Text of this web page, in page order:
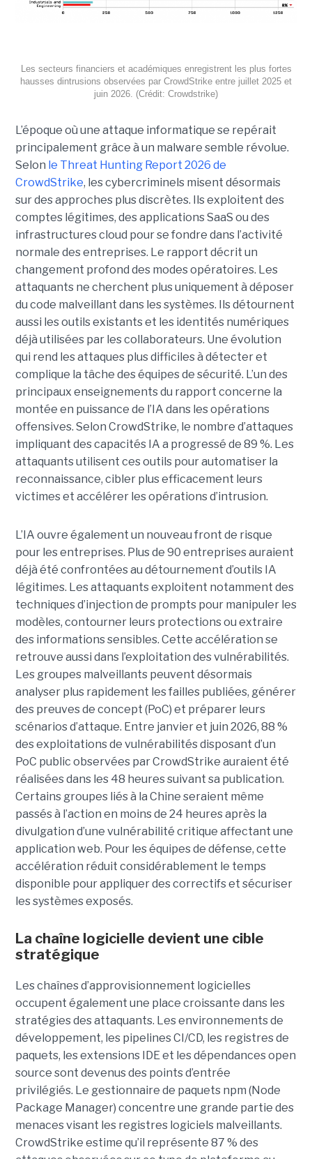
Les secteurs financiers et académiques enregistrent les plus fortes
hausses dintrusions observées par CrowdStrike entre juillet 2025 et
juin 2026. (Crédit: Crowdstrike)
L’époque où une attaque informatique se repérait
principalement grâce à un malware semble révolue.
Selon le Threat Hunting Report 2026 de
CrowdStrike, les cybercriminels misent désormais
sur des approches plus discrètes. Ils exploitent des
comptes légitimes, des applications SaaS ou des
infrastructures cloud pour se fondre dans l’activité
normale des entreprises. Le rapport décrit un
changement profond des modes opératoires. Les
attaquants ne cherchent plus uniquement à déposer
du code malveillant dans les systèmes. Ils détournent
aussi les outils existants et les identités numériques
déjà utilisées par les collaborateurs. Une évolution
qui rend les attaques plus difficiles à détecter et
complique la tâche des équipes de sécurité. L’un des
principaux enseignements du rapport concerne la
montée en puissance de l’IA dans les opérations
offensives. Selon CrowdStrike, le nombre d’attaques
impliquant des capacités IA a progressé de 89 %. Les
attaquants utilisent ces outils pour automatiser la
reconnaissance, cibler plus efficacement leurs
victimes et accélérer les opérations d’intrusion.
L’IA ouvre également un nouveau front de risque
pour les entreprises. Plus de 90 entreprises auraient
déjà été confrontées au détournement d’outils IA
légitimes. Les attaquants exploitent notamment des
techniques d’injection de prompts pour manipuler les
modèles, contourner leurs protections ou extraire
des informations sensibles. Cette accélération se
retrouve aussi dans l’exploitation des vulnérabilités.
Les groupes malveillants peuvent désormais
analyser plus rapidement les failles publiées, générer
des preuves de concept (PoC) et préparer leurs
scénarios d’attaque. Entre janvier et juin 2026, 88 %
des exploitations de vulnérabilités disposant d’un
PoC public observées par CrowdStrike auraient été
réalisées dans les 48 heures suivant sa publication.
Certains groupes liés à la Chine seraient même
passés à l’action en moins de 24 heures après la
divulgation d’une vulnérabilité critique affectant une
application web. Pour les équipes de défense, cette
accélération réduit considérablement le temps
disponible pour appliquer des correctifs et sécuriser
les systèmes exposés.
La chaîne logicielle devient une cible
stratégique
Les chaînes d’approvisionnement logicielles
occupent également une place croissante dans les
stratégies des attaquants. Les environnements de
développement, les pipelines CI/CD, les registres de
paquets, les extensions IDE et les dépendances open
source sont devenus des points d’entrée
privilégiés. Le gestionnaire de paquets npm (Node
Package Manager) concentre une grande partie des
menaces visant les registres logiciels malveillants.
CrowdStrike estime qu’il représente 87 % des